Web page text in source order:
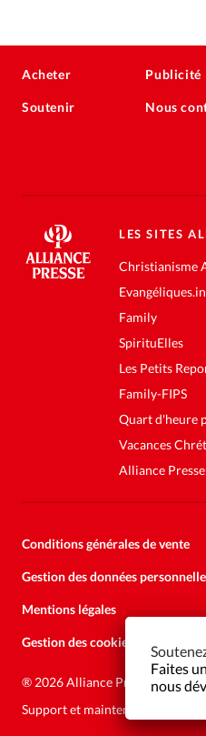
Acheter
Soutenir
Publicité
Nous
LES SITES
Christianisme
Family
SpirituElles
Les Petits
Family-FIPS
Quart d'heure
Vacances
Alliance Presse
Conditions générales de vente
Gestion des données
Mentions légales
Gestion des cookies
® 2026 Alliance Presse
Support et maintenance:
Faites
nous